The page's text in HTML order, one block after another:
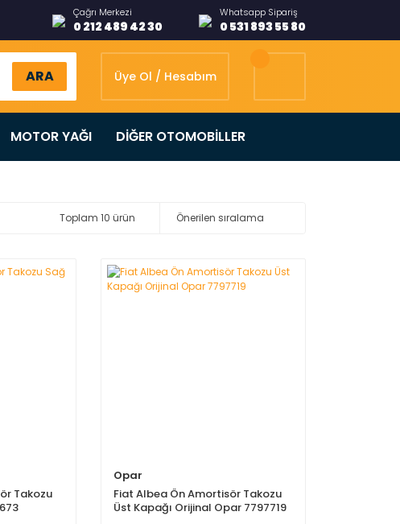
Çağrı Merkezi
0 212 489 42 30
Whatsapp Sipariş
0 531 893 55 80
ARA Üye Ol / Hesabım
MOTOR YAĞI DİĞER OTOMOBİLLER
Toplam 10 ürün
Takozu
Opar
Fiat Albea Ön Amortisör Takozu
Üst Kapağı Orijinal Opar 7797719